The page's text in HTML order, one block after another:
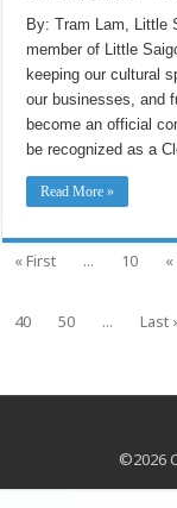
By: Tram Lam, Little
member of Little
keeping our cultural
our businesses, and
become an official
be recognized as a
Read More »
« First ... 10 «
40
50 ... Last
©2026